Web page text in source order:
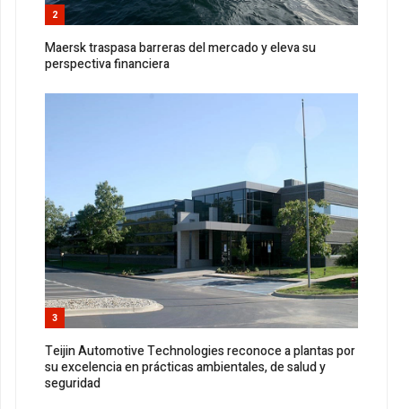
2
Maersk traspasa barreras del mercado y eleva su
perspectiva financiera
3
Teijin Automotive Technologies reconoce a plantas por
su excelencia en prácticas ambientales, de salud y
seguridad